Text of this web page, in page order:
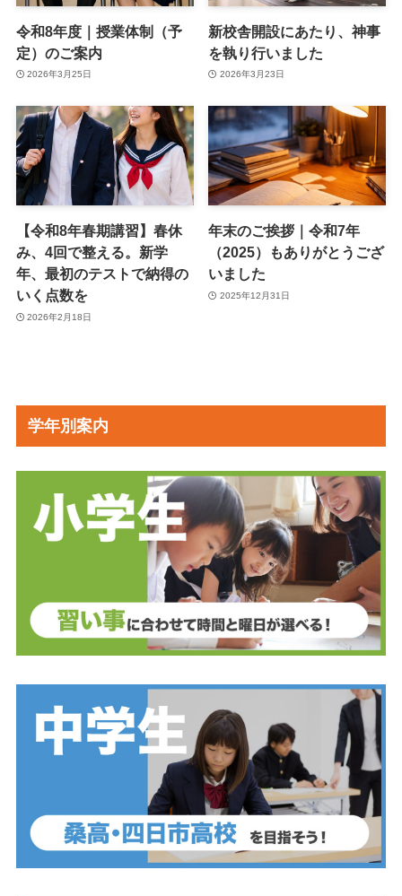
令和8年度｜授業体制（予
定）のご案内
2026年3月25日
新校舎開設にあたり、神事
を執り行いました
2026年3月23日
【令和8年春期講習】春休
み、4回で整える。新学
年、最初のテストで納得の
いく点数を
2026年2月18日
年末のご挨拶｜令和7年
（2025）もありがとうござ
いました
2025年12月31日
学年別案内